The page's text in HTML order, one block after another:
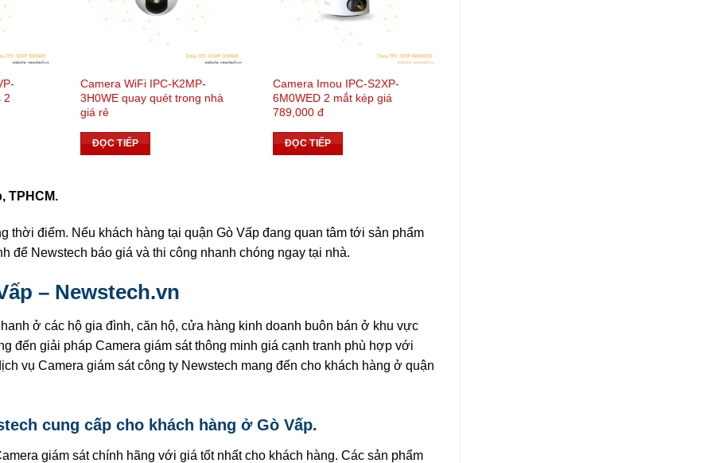
2
Camera WiFi IPC-K2MP-
3H0WE quay quét trong nhà
giá rẻ
ĐỌC TIẾP
Camera Imou IPC-S2XP-
6M0WED 2 mắt kép giá
789,000 đ
ĐỌC TIẾP
TPHCM.
thời điểm. Nếu khách hàng tại quận Gò Vấp đang quan tâm tới sản phẩm
để Newstech báo giá và thi công nhanh chóng ngay tại nhà.
– Newstech.vn
ở các hộ gia đình, căn hộ, cửa hàng kinh doanh buôn bán ở khu vực
đến giải pháp Camera giám sát thông minh giá cạnh tranh phù hợp với
vụ Camera giám sát công ty Newstech mang đến cho khách hàng ở quận
cung cấp cho khách hàng ở Gò Vấp.
giám sát chính hãng với giá tốt nhất cho khách hàng. Các sản phẩm